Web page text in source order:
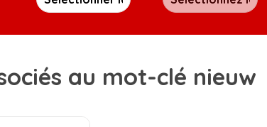
au mot-clé nieuw